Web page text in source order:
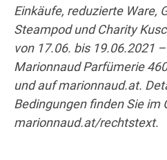
Einkäufe, reduzierte Ware,
Steampod und Charity
von 17.06. bis 19.06.2021
Marionnaud Parfümerie
und auf marionnaud.at.
Bedingungen finden Sie im
marionnaud.at/rechtstext.